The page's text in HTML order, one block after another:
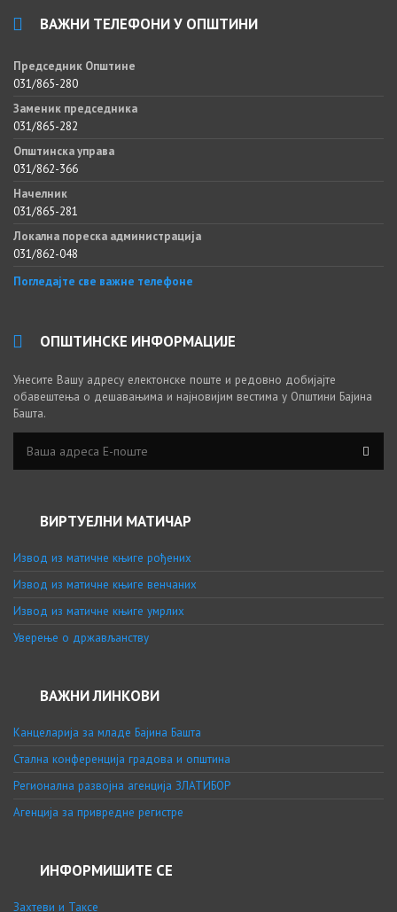
ВАЖНИ ТЕЛЕФОНИ У ОПШТИНИ
Председник Општине
031/865-280
Заменик председника
031/865-282
Општинска управа
031/862-366
Начелник
031/865-281
Локална пореска администрација
031/862-048
Погледајте све важне телефоне
ОПШТИНСКЕ ИНФОРМАЦИЈЕ
Унесите Вашу адресу електонске поште и редовно добијајте
обавештења о дешавањима и најновијим вестима у Општини Бајина
Башта.
ВИРТУЕЛНИ МАТИЧАР
Извод из матичне књиге рођених
Извод из матичне књиге венчаних
Извод из матичне књиге умрлих
Уверење о држављанству
ВАЖНИ ЛИНКОВИ
Канцеларија за младе Бајина Башта
Стална конференција градова и општина
Регионална развојна агенција ЗЛАТИБОР
Агенција за привредне регистре
ИНФОРМИШИТЕ СЕ
Захтеви и Таксе